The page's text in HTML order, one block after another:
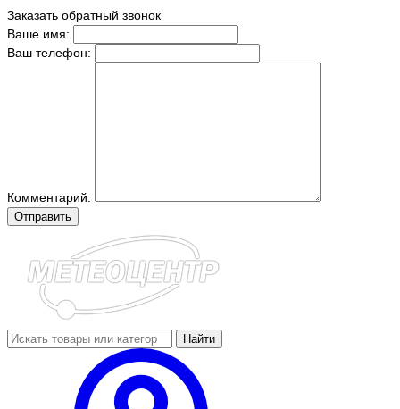
Заказать обратный звонок
Ваше имя:
Ваш телефон:
Комментарий:
Отправить
Найти